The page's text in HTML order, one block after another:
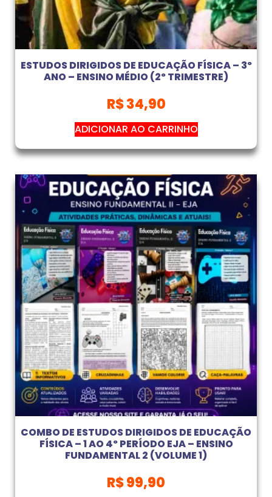
ESTUDOS DIRIGIDOS DE EDUCAÇÃO FÍSICA – 3º
ANO – ENSINO MÉDIO (2º TRIMESTRE)
R$34,90
ADICIONAR AO CARRINHO
COMBO DE ESTUDOS DIRIGIDOS DE EDUCAÇÃO
FÍSICA – 1 AO 4º PERÍODO EJA – ENSINO
FUNDAMENTAL 2 (VOLUME 1)
R$99,90